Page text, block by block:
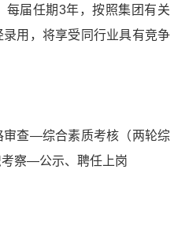
每届任期3年，按照集团有关
用，将享受同行业具有竞争
查—综合素质考核（两轮综
察—公示、聘任上岗